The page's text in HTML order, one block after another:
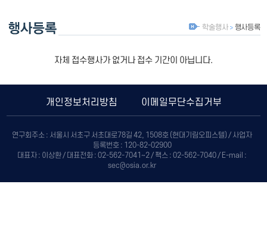
학술행사 행사등록
자체 접수행사가 없거나 접수 기간이 아닙니다.
개인정보처리방침 이메일무단수집거부
연구회주소 : 서울시 서초구 서초대로78길 42, 1508호 (현대기림오피스텔) / 사업자
등록번호 : 120-82-02900
대표자 : 이상환 / 대표전화 : 02-562-7041~2 / 팩스 : 02-562-7040 / E-mail :
sec@osia.or.kr